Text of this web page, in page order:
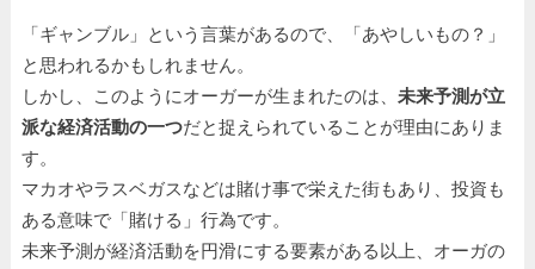
「ギャンブル」という言葉があるので、「あやしいもの？」
と思われるかもしれません。
しかし、このようにオーガーが生まれたのは、 未来予測が立
派な経済活動の一つだと捉えられていることが理由にありま
す。
マカオやラスベガスなどは賭け事で栄えた街もあり、投資も
ある意味で「賭ける」行為です。
未来予測が経済活動を円滑にする要素がある以上、オーガの